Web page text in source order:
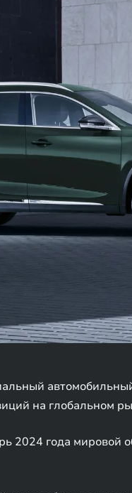
на глобальном
2024 года мировой